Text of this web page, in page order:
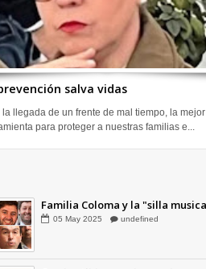
salva vidas
la llegada de un frente de mal tiempo, la mejor
para proteger a nuestras familias e...